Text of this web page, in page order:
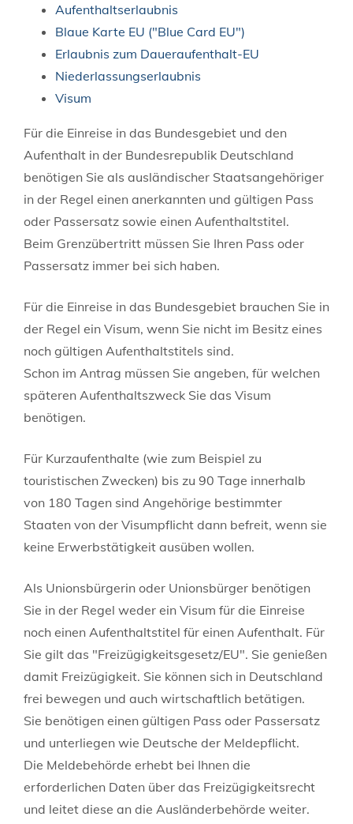
Aufenthaltserlaubnis
Blaue Karte EU ("Blue Card EU")
Erlaubnis zum Daueraufenthalt-EU
Niederlassungserlaubnis
Visum
Für die Einreise in das Bundesgebiet und den
Aufenthalt in der Bundesrepublik Deutschland
benötigen Sie als ausländischer Staatsangehöriger
in der Regel einen anerkannten und gültigen Pass
oder Passersatz sowie einen Aufenthaltstitel.
Beim Grenzübertritt müssen Sie Ihren Pass oder
Passersatz immer bei sich haben.
Für die Einreise in das Bundesgebiet brauchen Sie in
der Regel ein Visum, wenn Sie nicht im Besitz eines
noch gültigen Aufenthaltstitels sind.
Schon im Antrag müssen Sie angeben, für welchen
späteren Aufenthaltszweck Sie das Visum
benötigen.
Für Kurzaufenthalte (wie zum Beispiel zu
touristischen Zwecken) bis zu 90 Tage innerhalb
von 180 Tagen sind Angehörige bestimmter
Staaten von der Visumpflicht dann befreit, wenn sie
keine Erwerbstätigkeit ausüben wollen.
Als Unionsbürgerin oder Unionsbürger benötigen
Sie in der Regel weder ein Visum für die Einreise
noch einen Aufenthaltstitel für einen Aufenthalt. Für
Sie gilt das "Freizügigkeitsgesetz/EU". Sie genießen
damit Freizügigkeit. Sie können sich in Deutschland
frei bewegen und auch wirtschaftlich betätigen.
Sie benötigen einen gültigen Pass oder Passersatz
und unterliegen wie Deutsche der Meldepflicht.
Die Meldebehörde erhebt bei Ihnen die
erforderlichen Daten über das Freizügigkeitsrecht
und leitet diese an die Ausländerbehörde weiter.